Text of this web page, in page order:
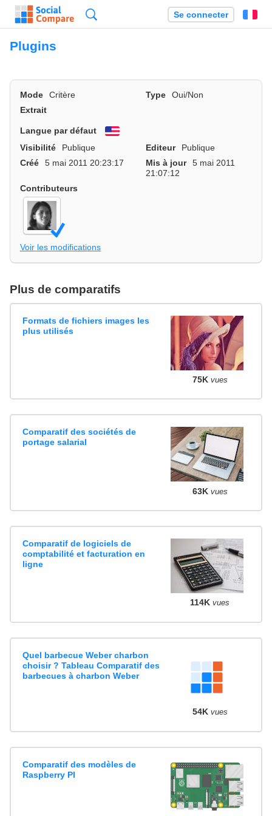
Se connecter
Plugins
Mode Critère Type
Oui/Non
Extrait
Langue par défaut
English
Visibilité
Publique Editeur
Publique
Créé
5 mai 2011 20:23:17 Mis à jour
5 mai 2011
21:07:12
Contributeurs
Voir les modifications
Plus de comparatifs
Formats de fichiers images les
plus utilisés
75K vues
Comparatif des sociétés de
portage salarial
63K vues
Comparatif de logiciels de
comptabilité et facturation en
ligne
114K vues
Quel barbecue Weber charbon
choisir ? Tableau Comparatif des
barbecues à charbon Weber
54K vues
Comparatif des modèles de
Raspberry PI